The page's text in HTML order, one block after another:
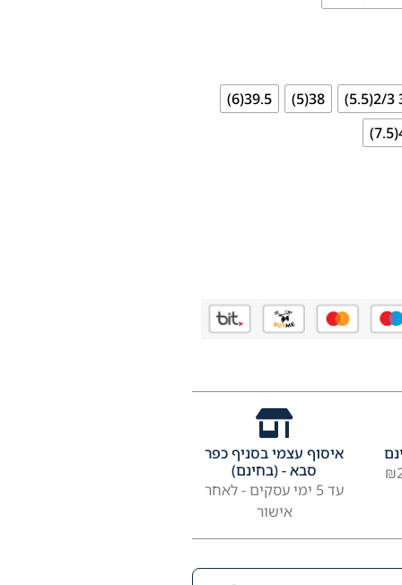
38(5)
39.5(6)
איסוף עצמי בסניף כפר
סבא - (בחינם)
עד 5 ימי עסקים - לאחר
אישור